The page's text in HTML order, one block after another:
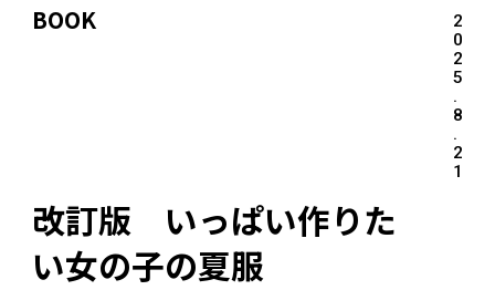
BOOK
2
0
2
5
.
8
.
2
1
改訂版　いっぱい作りた
い女の子の夏服